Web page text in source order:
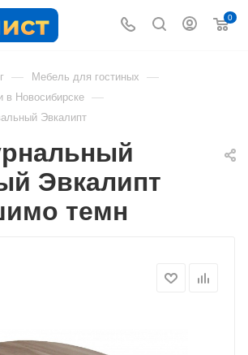
0
— Мебель для гостиных —
в Новосибирске —
Эвкалипт
Эвкалипт
темн